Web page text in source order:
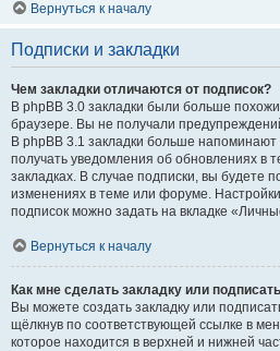
Вернуться к началу
Подписки и закладки
Чем закладки отличаются от подписок?
В phpBB 3.0 закладки были больше
браузере. Вы не получали
В phpBB 3.1 закладки больше
получать уведомления об обновлениях в
закладках. В случае подписки, вы будете
изменениях в теме или форуме.
подписок можно задать на вкладке
Вернуться к началу
Как мне сделать закладку или
Вы можете создать закладку или
щёлкнув по соответствующей ссылке в
которое находится в верхней и нижней